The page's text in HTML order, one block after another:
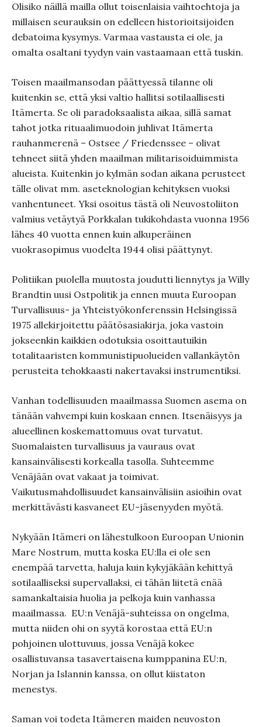
Olisiko näillä mailla ollut toisenlaisia vaihtoehtoja ja
millaisen seurauksin on edelleen historioitsijoiden
debatoima kysymys. Varmaa vastausta ei ole, ja
omalta osaltani tyydyn vain vastaamaan että tuskin.
Toisen maailmansodan päättyessä tilanne oli
kuitenkin se, että yksi valtio hallitsi sotilaallisesti
Itämerta. Se oli paradoksaalista aikaa, sillä samat
tahot jotka rituaalimuodoin juhlivat Itämerta
rauhanmerenä – Ostsee / Friedenssee – olivat
tehneet siitä yhden maailman militarisoiduimmista
alueista. Kuitenkin jo kylmän sodan aikana perusteet
tälle olivat mm. aseteknologian kehityksen vuoksi
vanhentuneet. Yksi osoitus tästä oli Neuvostoliiton
valmius vetäytyä Porkkalan tukikohdasta vuonna 1956
lähes 40 vuotta ennen kuin alkuperäinen
vuokrasopimus vuodelta 1944 olisi päättynyt.
Politiikan puolella muutosta joudutti liennytys ja Willy
Brandtin uusi Ostpolitik ja ennen muuta Euroopan
Turvallisuus- ja Yhteistyökonferenssin Helsingissä
1975 allekirjoitettu päätösasiakirja, joka vastoin
jokseenkin kaikkien odotuksia osoittautuikin
totalitaaristen kommunistipuolueiden vallankäytön
perusteita tehokkaasti nakertavaksi instrumentiksi.
Vanhan todellisuuden maailmassa Suomen asema on
tänään vahvempi kuin koskaan ennen. Itsenäisyys ja
alueellinen koskemattomuus ovat turvatut.
Suomalaisten turvallisuus ja vauraus ovat
kansainvälisesti korkealla tasolla. Suhteemme
Venäjään ovat vakaat ja toimivat.
Vaikutusmahdollisuudet kansainvälisiin asioihin ovat
merkittävästi kasvaneet EU-jäsenyyden myötä.
Nykyään Itämeri on lähestulkoon Euroopan Unionin
Mare Nostrum, mutta koska EU:lla ei ole sen
enempää tarvetta, haluja kuin kykyjäkään kehittyä
sotilaalliseksi supervallaksi, ei tähän liitetä enää
samankaltaisia huolia ja pelkoja kuin vanhassa
maailmassa. EU:n Venäjä-suhteissa on ongelma,
mutta niiden ohi on syytä korostaa että EU:n
pohjoinen ulottuvuus, jossa Venäjä kokee
osallistuvansa tasavertaisena kumppanina EU:n,
Norjan ja Islannin kanssa, on ollut kiistaton
menestys.
Saman voi todeta Itämeren maiden neuvoston